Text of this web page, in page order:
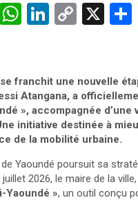
Pi W
s
A
p
p
Li
dI
n
C
Li
n
k
X
franchit une nouvelle
Atangana, a
», accompagnée
initiative destinée à
de la mobilité urbaine.
Yaoundé poursuit sa
2026, le maire de la
Yaoundé », un outil conçu